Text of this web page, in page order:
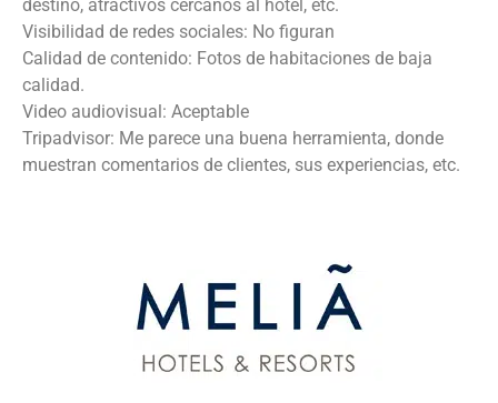
destino, atractivos cercanos al hotel, etc.
Visibilidad de redes sociales: No figuran
Calidad de contenido: Fotos de habitaciones de baja
calidad.
Video audiovisual: Aceptable
Tripadvisor: Me parece una buena herramienta, donde
muestran comentarios de clientes, sus experiencias, etc.